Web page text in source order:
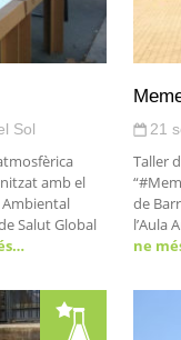
Sol
amb el
Ambiental
Salut Global
21
Taller
de
l’Aula
ne